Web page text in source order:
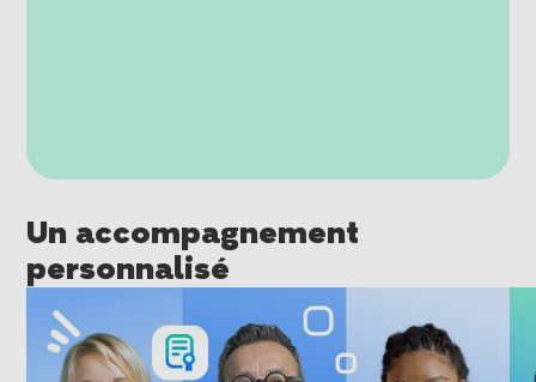
Un accompagnement
personnalisé